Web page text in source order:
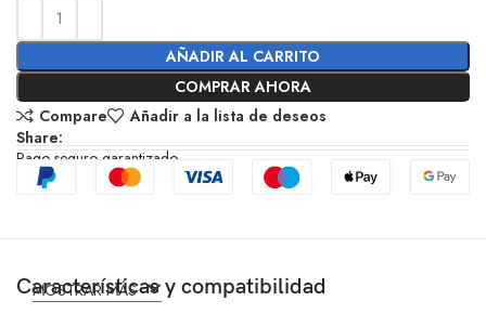
AÑADIR AL CARRITO
COMPRAR AHORA
Compare
Añadir a la lista de deseos
Share:
Pago seguro garantizado
Características y compatibilidad
MOSTRAR MÁS